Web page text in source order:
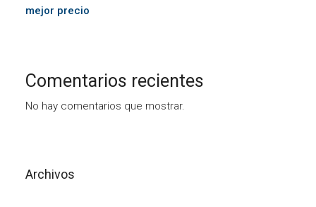
mejor precio
Comentarios recientes
No hay comentarios que mostrar.
Archivos